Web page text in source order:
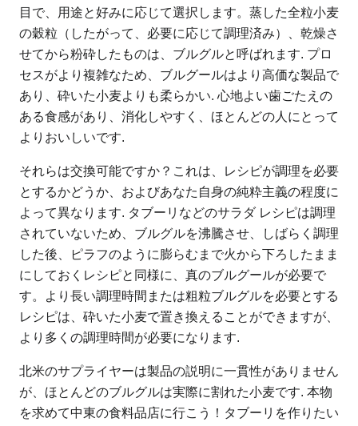
目で、用途と好みに応じて選択します。蒸した全粒小麦
の穀粒（したがって、必要に応じて調理済み）、乾燥さ
せてから粉砕したものは、ブルグルと呼ばれます. プロ
セスがより複雑なため、ブルグールはより高価な製品で
あり、砕いた小麦よりも柔らかい. 心地よい歯ごたえの
ある食感があり、消化しやすく、ほとんどの人にとって
よりおいしいです.
それらは交換可能ですか？これは、レシピが調理を必要
とするかどうか、およびあなた自身の純粋主義の程度に
よって異なります. タブーリなどのサラダ レシピは調理
されていないため、ブルグルを沸騰させ、しばらく調理
した後、ピラフのように膨らむまで火から下ろしたまま
にしておくレシピと同様に、真のブルグールが必要で
す。より長い調理時間または粗粒ブルグルを必要とする
レシピは、砕いた小麦で置き換えることができますが、
より多くの調理時間が必要になります.
北米のサプライヤーは製品の説明に一貫性がありません
が、ほとんどのブルグルは実際に割れた小麦です. 本物
を求めて中東の食料品店に行こう！タブーリを作りたい